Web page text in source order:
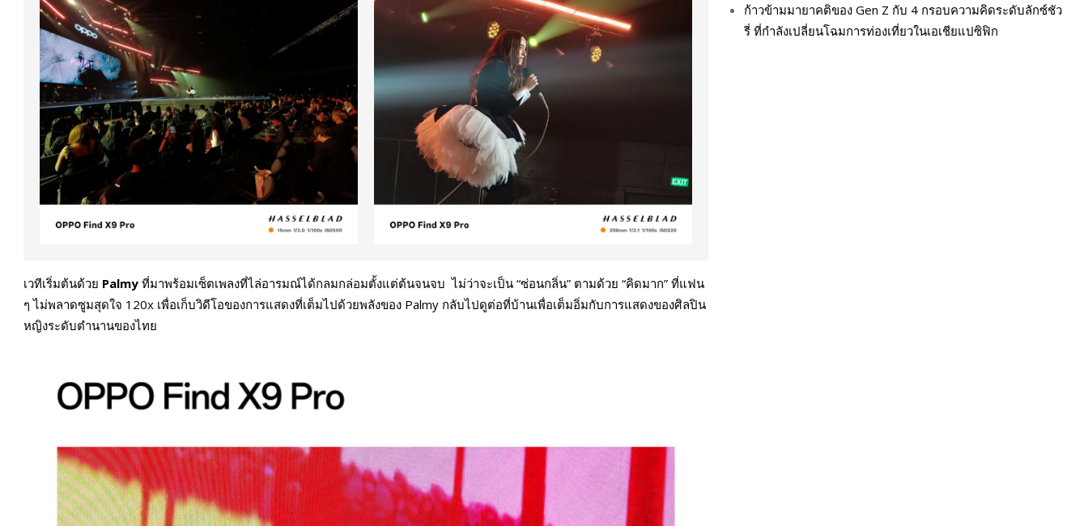
เวทีเริ่มต้นด้วย Palmy ที่มาพร้อมเซ็ตเพลงที่ไล่อารมณ์ได้กลมกล่อมตั้งแต่ต้นจนจบ ไม่ว่าจะเป็น “ซ่อนกลิ่น” ตามด้วย “คิดมาก” ที่แฟน
ๆ ไม่พลาดซูมสุดใจ 120x เพื่อเก็บวิดีโอของการแสดงที่เต็มไปด้วยพลังของ Palmy กลับไปดูต่อที่บ้านเพื่อเต็มอิ่มกับการแสดงของศิลปิน
หญิงระดับตำนานของไทย
ก้าวข้ามมายาคติของ Gen Z กับ 4 กรอบความคิดระดับลักซ์ชัว
รี่ ที่กำลังเปลี่ยนโฉมการท่องเที่ยวในเอเชียแปซิฟิก